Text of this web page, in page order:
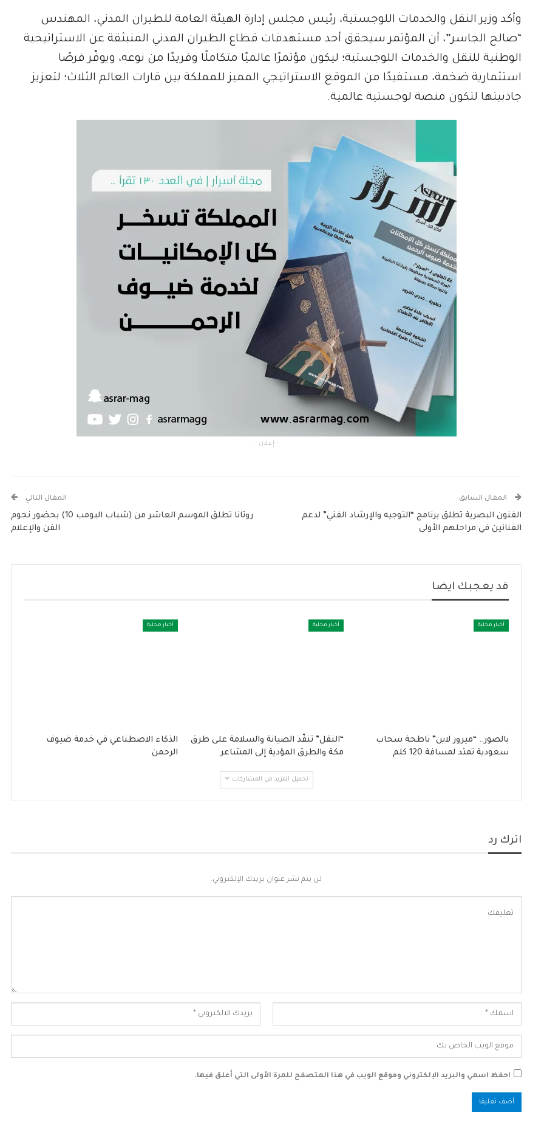
وأكد وزير النقل والخدمات اللوجستية، رئيس مجلس إدارة الهيئة العامة للطيران المدني، المهندس
“صالح الجاسر”، أن المؤتمر سيحقق أحد مستهدفات قطاع الطيران المدني المنبثقة عن الاستراتيجية
الوطنية للنقل والخدمات اللوجستية؛ ليكون مؤتمرًا عالميًا متكاملًا وفريدًا من نوعه، ويوفّر فرصًا
استثمارية ضخمة، مستفيدًا من الموقع الاستراتيجي المميز للمملكة بين قارات العالم الثلاث؛ لتعزيز
جاذبيتها لتكون منصة لوجستية عالمية.
- إعلان -
المقال السابق
الفنون البصرية تطلق برنامج “التوجيه والإرشاد الفني” لدعم
الفنانين في مراحلهم الأولى
المقال التالي
روتانا تطلق الموسم العاشر من (شباب البومب 10) بحضور نجوم
الفن والإعلام
قد يعجبك ايضا
أخبار محلية
بالصور.. “ميرور لاين” ناطحة سحاب
سعودية تمتد لمسافة 120 كلم
أخبار محلية
“النقل” تنفّذ الصيانة والسلامة على طرق
مكة والطرق المؤدية إلى المشاعر
أخبار محلية
الذكاء الاصطناعي في خدمة ضيوف
الرحمن
تحميل المزيد من المشاركات
اترك رد
لن يتم نشر عنوان بريدك الإلكتروني.
احفظ اسمي والبريد الإلكتروني وموقع الويب في هذا المتصفح للمرة الأولى التي أعلق فيها.